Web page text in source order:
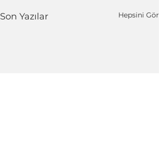
Son Yazılar Hepsini Gör